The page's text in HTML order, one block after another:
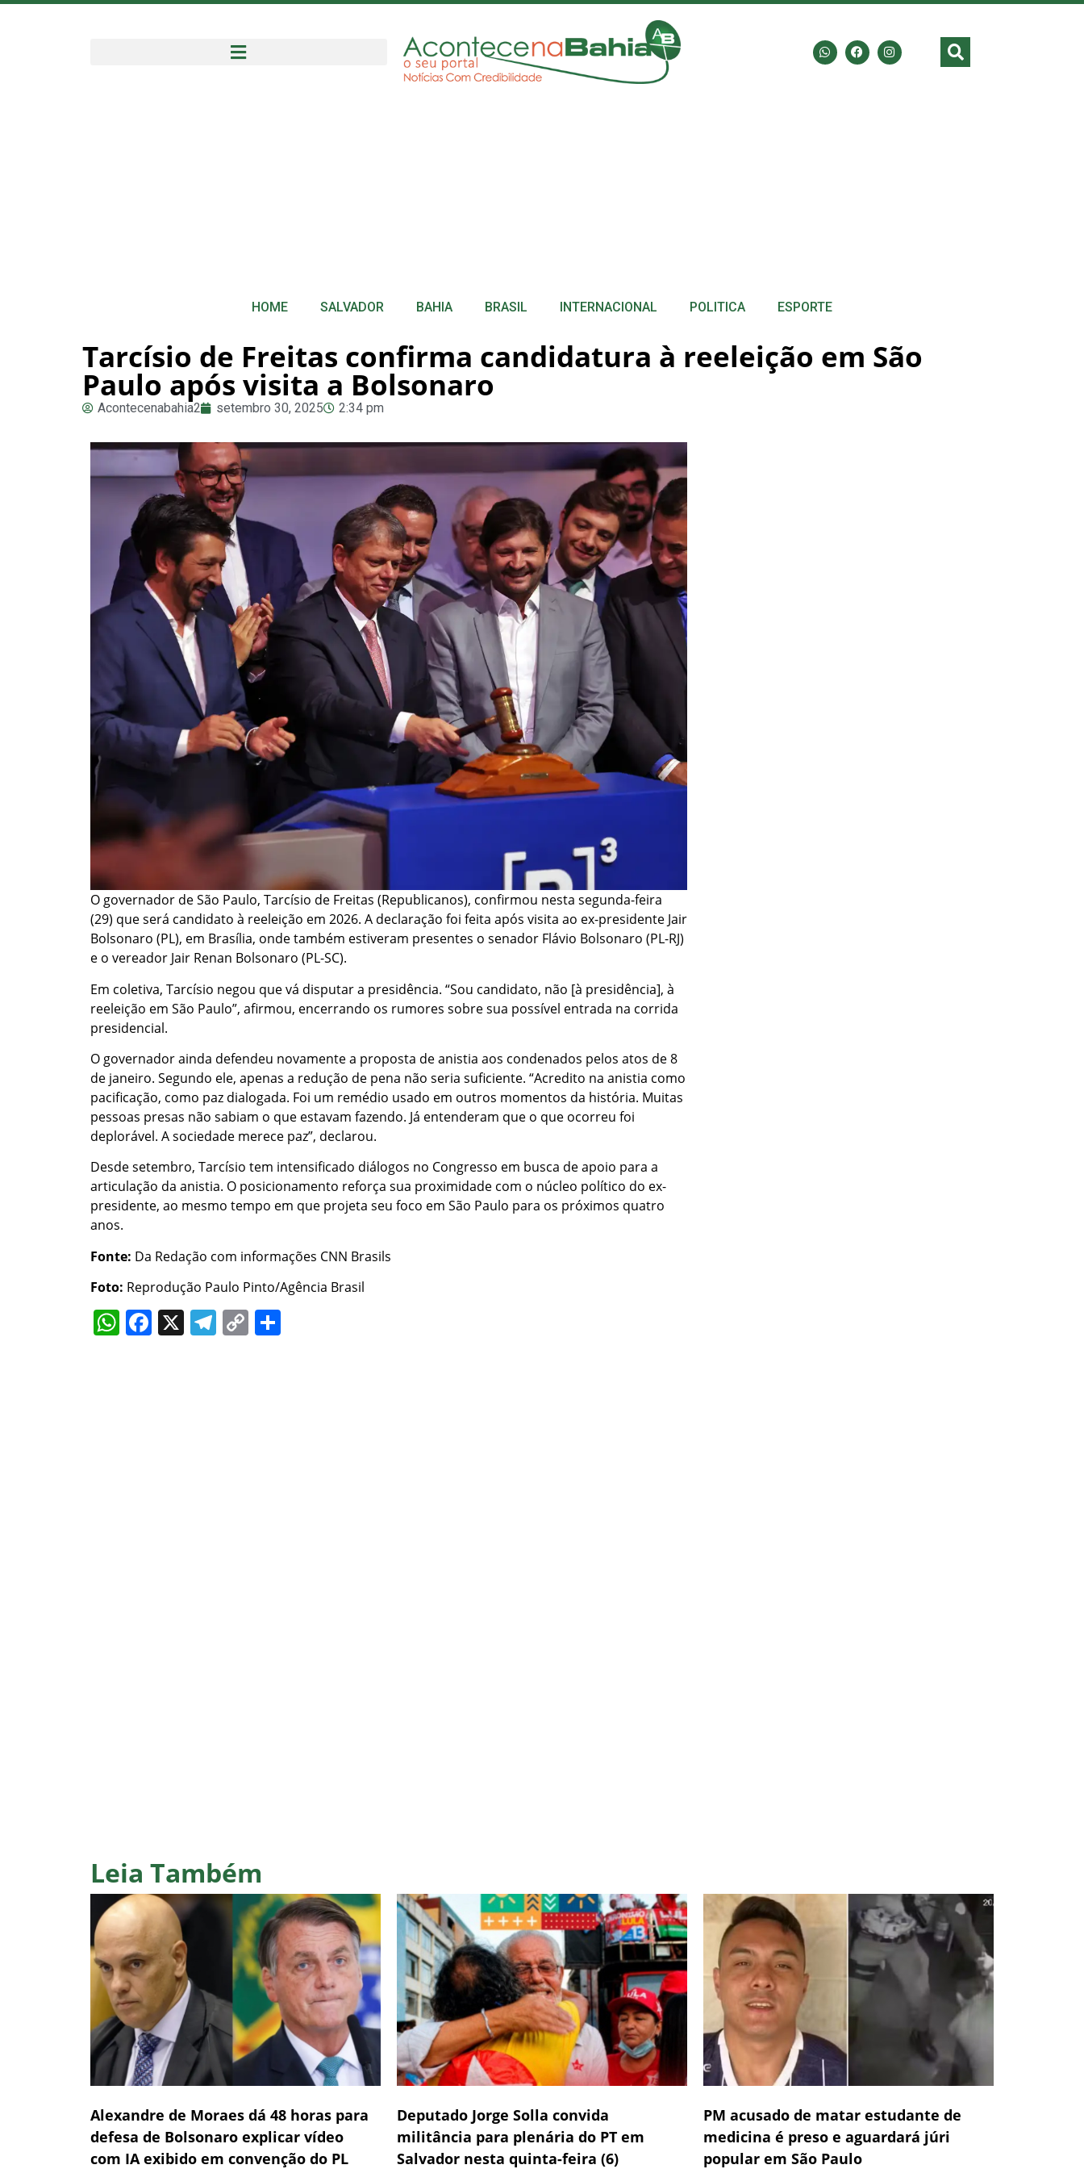
HOME SALVADOR BAHIA BRASIL INTERNACIONAL POLITICA ESPORTE
Tarcísio de Freitas confirma candidatura à reeleição em São
Paulo após visita a Bolsonaro
Acontecenabahia2 setembro 30, 2025 2:34 pm
O governador de São Paulo, Tarcísio de Freitas (Republicanos), confirmou nesta segunda-feira
(29) que será candidato à reeleição em 2026. A declaração foi feita após visita ao ex-presidente Jair
Bolsonaro (PL), em Brasília, onde também estiveram presentes o senador Flávio Bolsonaro (PL-RJ)
e o vereador Jair Renan Bolsonaro (PL-SC).
Em coletiva, Tarcísio negou que vá disputar a presidência. “Sou candidato, não [à presidência], à
reeleição em São Paulo”, afirmou, encerrando os rumores sobre sua possível entrada na corrida
presidencial.
O governador ainda defendeu novamente a proposta de anistia aos condenados pelos atos de 8
de janeiro. Segundo ele, apenas a redução de pena não seria suficiente. “Acredito na anistia como
pacificação, como paz dialogada. Foi um remédio usado em outros momentos da história. Muitas
pessoas presas não sabiam o que estavam fazendo. Já entenderam que o que ocorreu foi
deplorável. A sociedade merece paz”, declarou.
Desde setembro, Tarcísio tem intensificado diálogos no Congresso em busca de apoio para a
articulação da anistia. O posicionamento reforça sua proximidade com o núcleo político do ex-
presidente, ao mesmo tempo em que projeta seu foco em São Paulo para os próximos quatro
anos.
Fonte: Da Redação com informações CNN Brasils
Foto: Reprodução Paulo Pinto/Agência Brasil
WhatsApp
Facebook
X Telegram
Copy
Leia Também
Alexandre de Moraes dá 48 horas para
defesa de Bolsonaro explicar vídeo
com IA exibido em convenção do PL
Deputado Jorge Solla convida
militância para plenária do PT em
Salvador nesta quinta-feira (6)
PM acusado de matar estudante de
medicina é preso e aguardará júri
popular em São Paulo